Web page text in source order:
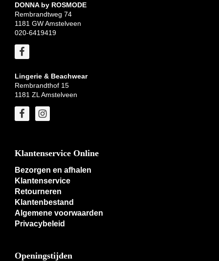
DONNA by ROSMODE
Rembrandtweg 74
1181 GW Amstelveen
020-6419419
Lingerie & Beachwear
Rembrandthof 15
1181 ZL Amstelveen
Klantenservice Online
Bezorgen en afhalen
Klantenservice
Retourneren
Klantenbestand
Algemene voorwaarden
Privacybeleid
Openingstijden